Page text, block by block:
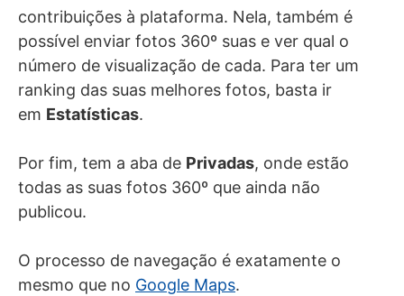
contribuições à plataforma. Nela, também é
possível enviar fotos 360º suas e ver qual o
número de visualização de cada. Para ter um
ranking das suas melhores fotos, basta ir
em Estatísticas.
Por fim, tem a aba de Privadas, onde estão
todas as suas fotos 360º que ainda não
publicou.
O processo de navegação é exatamente o
mesmo que no Google Maps.